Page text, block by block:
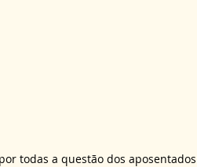
todas a questão dos